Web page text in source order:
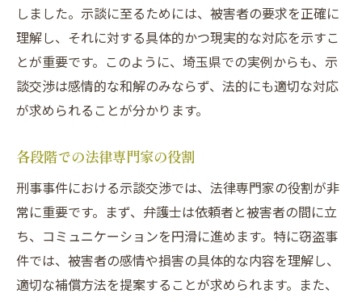
しました。示談に至るためには、被害者の要求を正確に
理解し、それに対する具体的かつ現実的な対応を示すこ
とが重要です。このように、埼玉県での実例からも、示
談交渉は感情的な和解のみならず、法的にも適切な対応
が求められることが分かります。
各段階での法律専門家の役割
刑事事件における示談交渉では、法律専門家の役割が非
常に重要です。まず、弁護士は依頼者と被害者の間に立
ち、コミュニケーションを円滑に進めます。特に窃盗事
件では、被害者の感情や損害の具体的な内容を理解し、
適切な補償方法を提案することが求められます。また、